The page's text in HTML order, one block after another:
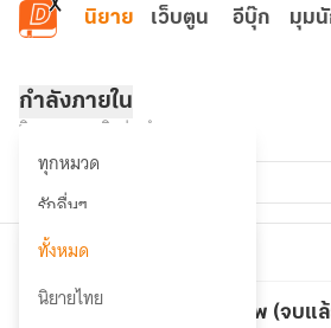
ข้ามไปยังเนื้อหาหลัก
นิยาย เว็บตูน อีบุ๊ก มุมนั
กำลังภายใน
ทุกหมวด
รักอื่นๆ
วาย 🔥
ยูริ
นิยายขายยอดฮิตประจำหมวด
ทั้งหมด
ทั้งหมด
นิยายไทย
จำนวน 232 รายการ
ยอดยุทธต่างภพ (จบแ